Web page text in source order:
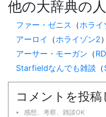
他の大辞典の
ファー・ゼニス （ホライ
アーロイ
（ホライゾン2）
アーサー・モーガン （
Starfieldなんでも雑談 （
コメントを投稿
感想、考察、雑談OK